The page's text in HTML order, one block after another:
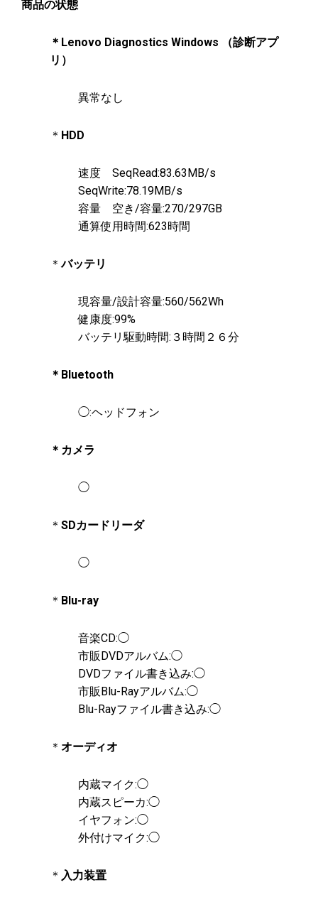
商品の状態
＊Lenovo Diagnostics Windows （診断アプ
リ）
異常なし
＊ HDD
速度 SeqRead:83.63MB/s
SeqWrite:78.19MB/s
容量 空き/容量:270/297GB
通算使用時間:623時間
＊バッテリ
現容量/設計容量:560/562Wh
健康度:99%
バッテリ駆動時間:３時間２６分
＊Bluetooth
◯:ヘッドフォン
＊カメラ
◯
＊ SDカードリーダ
◯
＊ Blu-ray
音楽CD:◯
市販DVDアルバム:◯
DVDファイル書き込み:◯
市販Blu-Rayアルバム:◯
Blu-Rayファイル書き込み:◯
＊ オーディオ
内蔵マイク:◯
内蔵スピーカ:◯
イヤフォン:◯
外付けマイク:◯
＊ 入力装置